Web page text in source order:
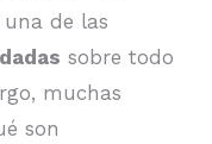
de las
sobre todo
muchas
son